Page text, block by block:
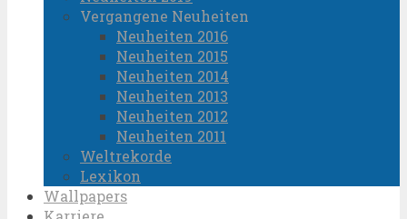
Vergangene Neuheiten
Neuheiten 2016
Neuheiten 2015
Neuheiten 2014
Neuheiten 2013
Neuheiten 2012
Neuheiten 2011
Weltrekorde
Lexikon
Wallpapers